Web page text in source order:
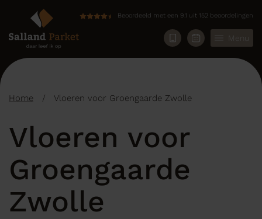
Beoordeeld met een 9.1 uit 152 beoordelingen
Menu
Home / Vloeren voor Groengaarde Zwolle
Vloeren voor
Groengaarde
Zwolle